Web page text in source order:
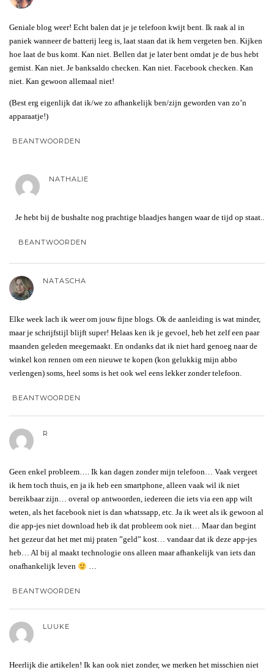
Geniale blog weer! Echt balen dat je je telefoon kwijt bent. Ik raak al in
paniek wanneer de batterij leeg is, laat staan dat ik hem vergeten ben. Kijken
hoe laat de bus komt. Kan niet. Bellen dat je later bent omdat je de bus hebt
gemist. Kan niet. Je banksaldo checken. Kan niet. Facebook checken. Kan
niet. Kan gewoon allemaal niet!
(Best erg eigenlijk dat ik/we zo afhankelijk ben/zijn geworden van zo’n
apparaatje!)
BEANTWOORDEN
NATHALIE
Je hebt bij de bushalte nog prachtige blaadjes hangen waar de tijd op staat..
BEANTWOORDEN
NATASCHA
Elke week lach ik weer om jouw fijne blogs. Ok de aanleiding is wat minder,
maar je schrijfstijl blijft super! Helaas ken ik je gevoel, heb het zelf een paar
maanden geleden meegemaakt. En ondanks dat ik niet hard genoeg naar de
winkel kon rennen om een nieuwe te kopen (kon gelukkig mijn abbo
verlengen) soms, heel soms is het ook wel eens lekker zonder telefoon.
BEANTWOORDEN
R
Geen enkel probleem…. Ik kan dagen zonder mijn telefoon… Vaak vergeet
ik hem toch thuis, en ja ik heb een smartphone, alleen vaak wil ik niet
bereikbaar zijn… overal op antwoorden, iedereen die iets via een app wilt
weten, als het facebook niet is dan whatssapp, etc. Ja ik weet als ik gewoon al
die app-jes niet download heb ik dat probleem ook niet… Maar dan begint
het gezeur dat het met mij praten ”geld” kost… vandaar dat ik deze app-jes
heb… Al bij al maakt technologie ons alleen maar afhankelijk van iets dan
onafhankelijk leven
…
BEANTWOORDEN
LUUKE
Heerlijk die artikelen! Ik kan ook niet zonder, we merken het misschien niet